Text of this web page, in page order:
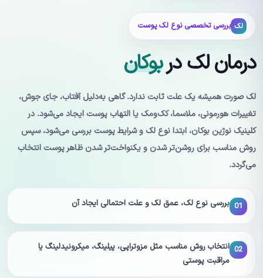
لک بررسی تخصصی نوع لک پوست
درمان لک دربوکان
لک صورت همیشه یک علت ثابت ندارد. گاهی به‌دلیل آفتاب، جای جوش،
تغییرات هورمونی، ملاسما، کک‌ومک یا التهاب پوست ایجاد می‌شود. در
کلینیک نوژین بوکان، ابتدا نوع لک و شرایط پوست بررسی می‌شود، سپس
روش مناسب برای روشن‌تر شدن و یکنواخت‌تر شدن ظاهر پوست انتخاب
می‌گردد.
01 بررسی نوع لک، عمق لک و علت احتمالی ایجاد آن
02 انتخاب روش مناسب مثل مزوتراپی، پیلینگ، میکرونیدلینگ یا
مراقبت پوستی